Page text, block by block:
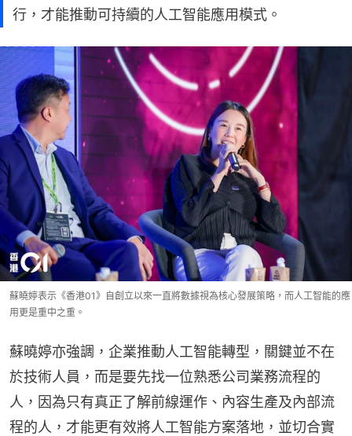
行，才能推動可持續的人工智能應用模式。
蘇曉婷表示《香港01》自創立以來一直將數據視為核心發展策略，而人工智能的應
用更是重中之重。
蘇曉婷亦強調，企業推動人工智能轉型，關鍵並不在
於技術人員，而是要先找一位熟悉公司業務流程的
人，因為只有真正了解前線運作、內容生產及內部流
程的人，才能更有效將人工智能方案落地，並切合實